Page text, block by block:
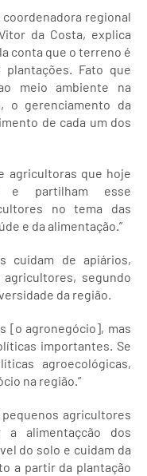
regional
da Costa, explica
conta que o terreno é
plantações. Fato que
meio ambiente na
o gerenciamento da
de cada um dos
agricultoras que hoje
e partilham esse
no tema das
e da alimentação.”
cuidam de apiários,
segundo
da região.
[o agronegócio], mas
importantes. Se
agroecológicas,
na região.”
agricultores
a alimentaçcão dos
do solo e cuidam da
a partir da plantação